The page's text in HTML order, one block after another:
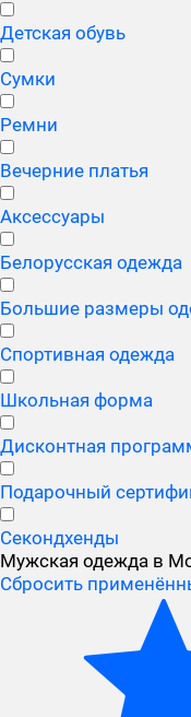
Детская обувь
Сумки
Ремни
Вечерние платья
Аксессуары
Белорусская одежда
Большие размеры
Спортивная одежда
Школьная форма
Дисконтная
Подарочный
Секондхенды
Мужская одежда в
Сбросить